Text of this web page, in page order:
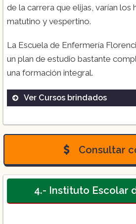
de la carrera que elijas, varían los
matutino y vespertino.
La Escuela de Enfermería
un plan de estudio bastante
una formación integral.
Ver Cursos brindados
Licenciatura en
Consultar
4.- Instituto Escolar